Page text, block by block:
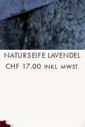
NATURSEIFE LAVENDEL
CHF 17.00 INKL. MWST.